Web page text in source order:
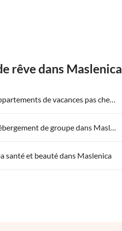
rêve dans Maslenica
Appartements de vacances pas chers dans Maslenica
Hébergement de groupe dans Maslenica
santé et beauté dans Maslenica